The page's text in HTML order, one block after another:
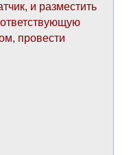
и разместить
провести